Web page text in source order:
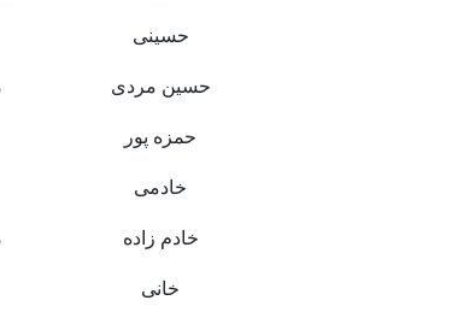
حسینی
حسین مردی
حمزه پور
خادمی
خادم زاده
خانی